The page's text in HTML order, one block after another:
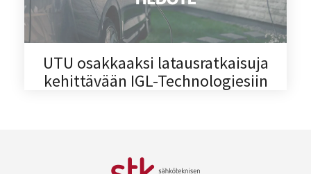
UTU osakkaaksi latausratkaisuja
kehittävään IGL-Technologiesiin